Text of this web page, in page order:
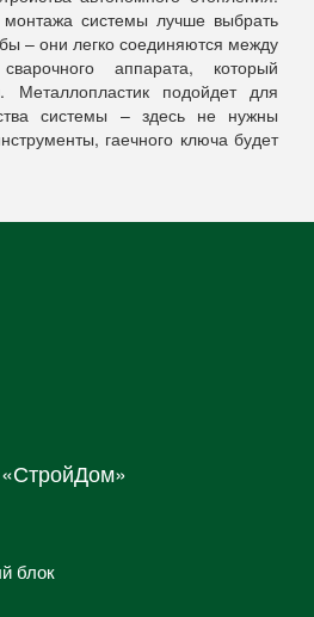
монтажа системы лучше выбрать
– они легко соединяются между
аппарата, который
Металлопластик подойдет для
системы – здесь не нужны
гаечного ключа будет
блок